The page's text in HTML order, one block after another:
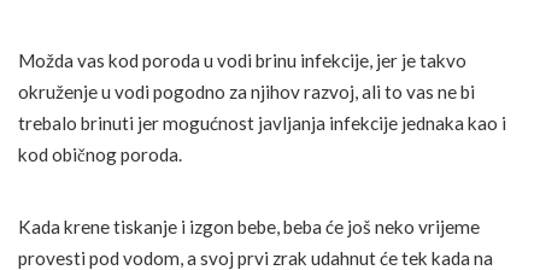
Možda vas kod poroda u vodi brinu infekcije, jer je takvo
okruženje u vodi pogodno za njihov razvoj, ali to vas ne bi
trebalo brinuti jer mogućnost javljanja infekcije jednaka kao i
kod običnog poroda.
Kada krene tiskanje i izgon bebe, beba će još neko vrijeme
provesti pod vodom, a svoj prvi zrak udahnut će tek kada na